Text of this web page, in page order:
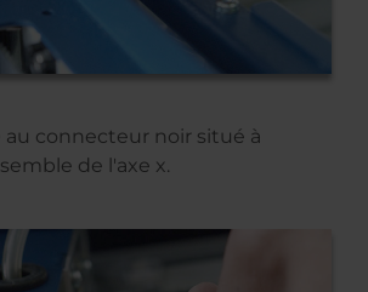
au connecteur noir situé à
de l'axe x.